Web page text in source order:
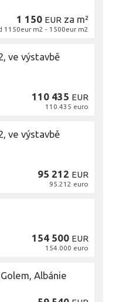
1 150 EUR za m²
1150eur m2 - 1500eur m2
ve výstavbě
110 435 EUR
110.435 euro
ve výstavbě
95 212 EUR
95.212 euro
154 500 EUR
154.000 euro
Albánie